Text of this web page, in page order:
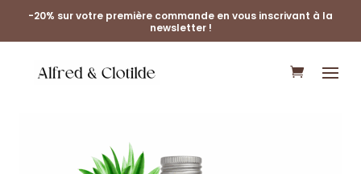
-20% sur votre première commande en vous inscrivant à la
newsletter !